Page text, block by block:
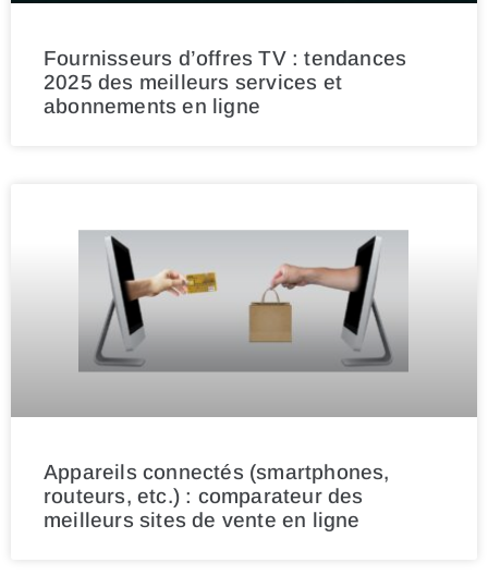
Fournisseurs d’offres TV : tendances
2025 des meilleurs services et
abonnements en ligne
Appareils connectés (smartphones,
routeurs, etc.) : comparateur des
meilleurs sites de vente en ligne